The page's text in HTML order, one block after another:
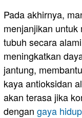
Pada akhirnya,
menjanjikan
tubuh secara
meningkatkan
jantung,
kaya antioksidan
akan terasa jika
dengan gaya